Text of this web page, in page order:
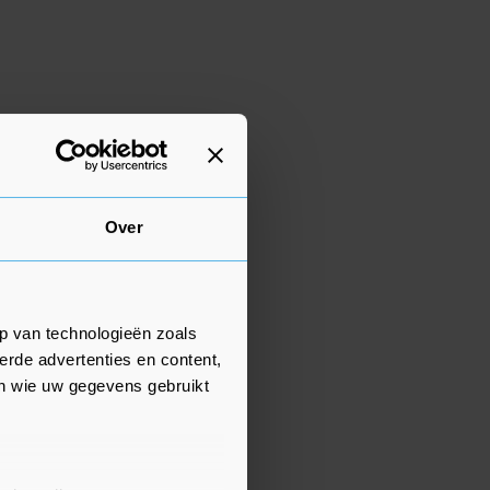
Over
van technologieën zoals
advertenties en content,
wie uw gegevens gebruikt